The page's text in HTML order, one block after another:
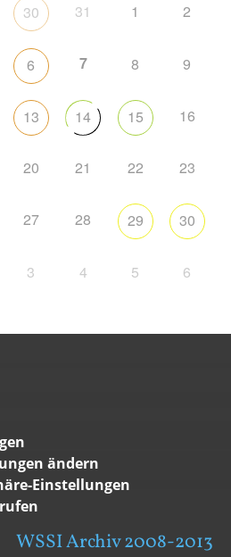
30 31 1 2
6 7 8 9
13 14 15 16
20 21 22 23
27 28 29 30
3 4 5 6
ändern
Einstellungen
WSSI Archiv 2008-2013